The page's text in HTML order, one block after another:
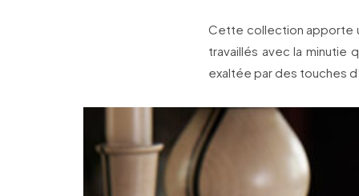
Cette collection apporte
travaillés avec la minutie
exaltée par des touches